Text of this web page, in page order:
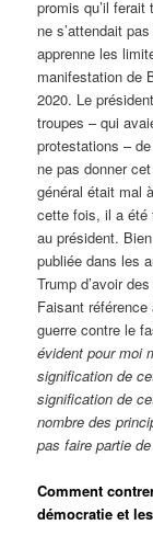
promis qu’il
ne s’attendait
apprenne les
manifestation de
2020. Le
troupes – qui
protestations –
ne pas donner
général était mal
cette fois, il a été
au président.
publiée dans les
Trump d’avoir
Faisant référence
guerre contre le
évident pour moi
signification de
signification de
nombre des
pas faire partie
Comment
démocratie et